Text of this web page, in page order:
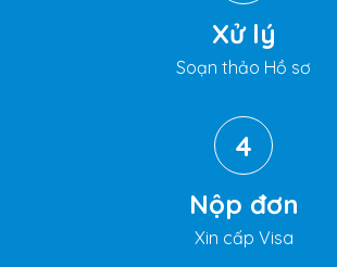
Xử lý
Soạn thảo Hồ sơ
4
Nộp đơn
Xin cấp Visa